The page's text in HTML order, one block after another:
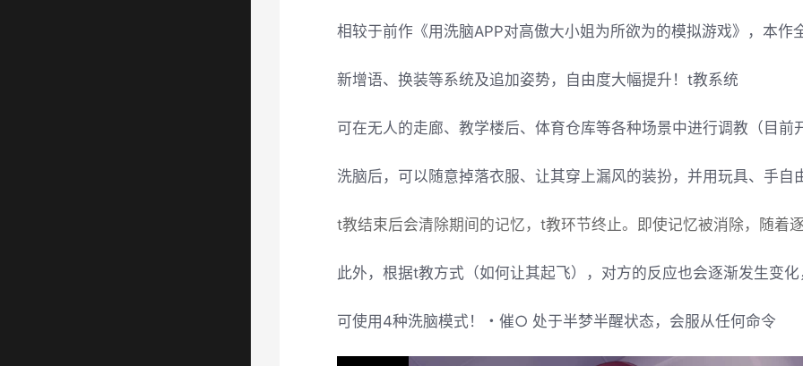
相较于前作《用洗脑APP对高傲大小姐为所欲为的模拟游戏》，本作
新增语、换装等系统及追加姿势，自由度大幅提升！t教系统
可在无人的走廊、教学楼后、体育仓库等各种场景中进行调教（目前
洗脑后，可以随意掉落衣服、让其穿上漏风的装扮，并用玩具、手自
t教结束后会清除期间的记忆，t教环节终止。即使记忆被消除，随着
此外，根据t教方式（如何让其起飞），对方的反应也会逐渐发生变
可使用4种洗脑模式！・催○ 处于半梦半醒状态，会服从任何命令